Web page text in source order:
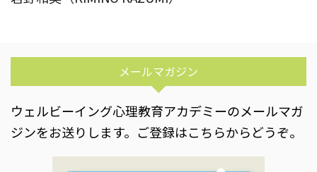
メールマガジン
ウェルビーイング心理教育アカデミーのメールマガ
ジンをお送りします。ご登録はこちらからどうぞ。